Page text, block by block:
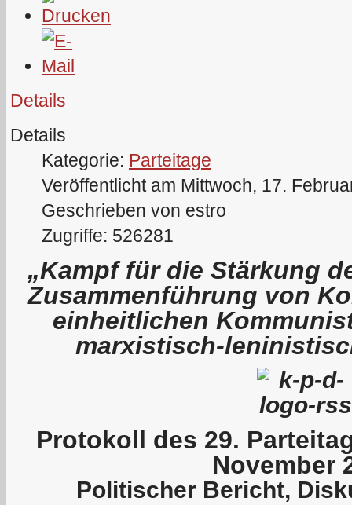
Details
Details
Kategorie: Parteitage
Veröffentlicht am Mittwoch, 17.
Geschrieben von estro
Zugriffe: 526281
„Kampf für die Stärkung
Zusammenführung von
einheitlichen
marxistisch-
Protokoll des 29.
November
Politischer Bericht,